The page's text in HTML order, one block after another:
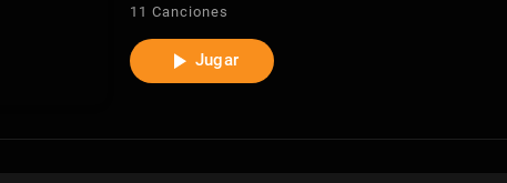
11 Canciones
Jugar